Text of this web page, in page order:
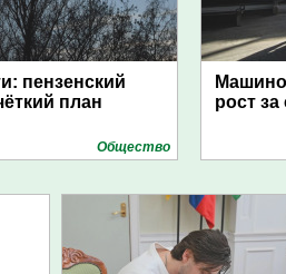
пензенский
план
Общество
рост за